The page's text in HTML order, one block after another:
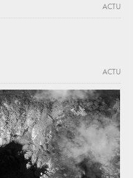
ACTU
ACTU